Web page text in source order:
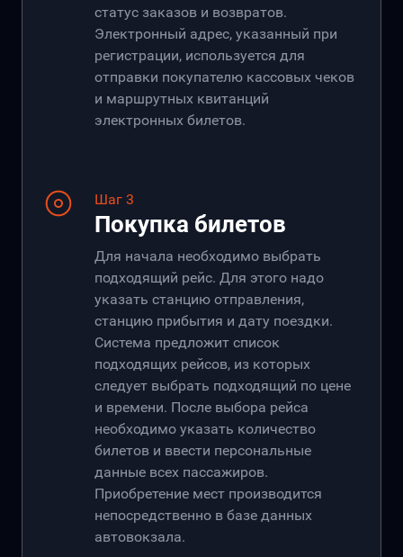
статус заказов и возвратов.
Электронный адрес, указанный при
регистрации, используется для
отправки покупателю кассовых чеков
и маршрутных квитанций
электронных билетов.
Шаг 3
Покупка билетов
Для начала необходимо выбрать
подходящий рейс. Для этого надо
указать станцию отправления,
станцию прибытия и дату поездки.
Система предложит список
подходящих рейсов, из которых
следует выбрать подходящий по цене
и времени. После выбора рейса
необходимо указать количество
билетов и ввести персональные
данные всех пассажиров.
Приобретение мест производится
непосредственно в базе данных
автовокзала.